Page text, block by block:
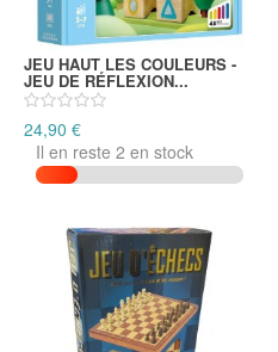
JEU HAUT LES COULEURS -
JEU DE RÉFLEXION...
24,90 €
Il en reste 2 en stock